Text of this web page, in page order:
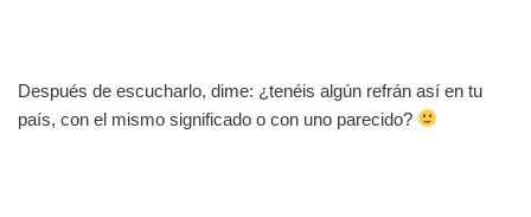
Después de escucharlo, dime: ¿tenéis algún refrán así en tu
país, con el mismo significado o con uno parecido?